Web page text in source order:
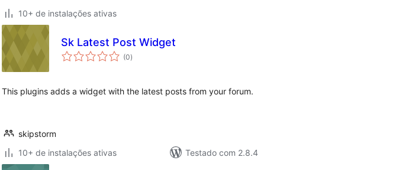
10+ de instalações ativas
Sk Latest Post Widget
(0total
de
)
This plugins adds a widget with the latest posts from your forum.
skipstorm
10+ de instalações ativas
Testado com 2.8.4